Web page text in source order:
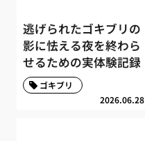
逃げられたゴキブリの
影に怯える夜を終わら
せるための実体験記録
2026.06.28
ゴキブリ